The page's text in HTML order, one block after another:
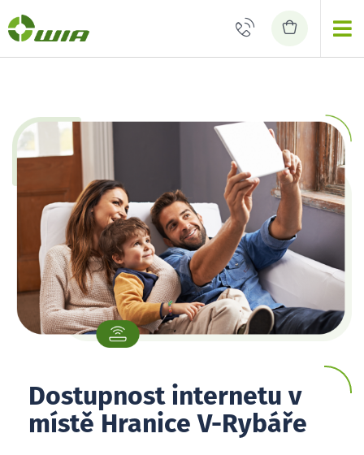
Dostupnost internetu v
místě Hranice V-Rybáře